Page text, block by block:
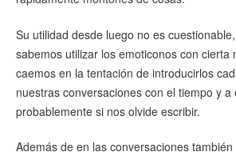
Su utilidad desde luego no es
sabemos utilizar los emoticonos con cierta
caemos en la tentación de introducirlos
nuestras conversaciones con el tiempo y a
probablemente si nos olvide escribir.
Además de en las conversaciones